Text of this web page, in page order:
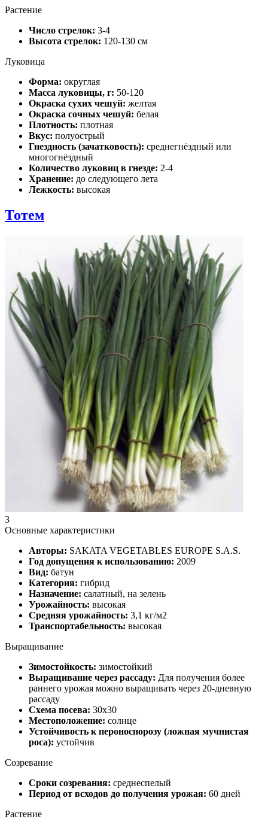
Растение
Число стрелок: 3-4
Высота стрелок: 120-130 см
Луковица
Форма: округлая
Масса луковицы, г: 50-120
Окраска сухих чешуй: желтая
Окраска сочных чешуй: белая
Плотность: плотная
Вкус: полуострый
Гнездность (зачатковость): среднегнёздный или
многогнёздный
Количество луковиц в гнезде: 2-4
Хранение: до следующего лета
Лежкость: высокая
Тотем
3
Основные характеристики
Авторы: SAKATA VEGETABLES EUROPE S.A.S.
Год допущения к использованию: 2009
Вид: батун
Категория: гибрид
Назначение: салатный, на зелень
Урожайность: высокая
Средняя урожайность: 3,1 кг/м2
Транспортабельность: высокая
Выращивание
Зимостойкость: зимостойкий
Выращивание через рассаду: Для получения более
раннего урожая можно выращивать через 20-дневную
рассаду
Схема посева: 30х30
Местоположение: солнце
Устойчивость к пероноспорозу (ложная мучнистая
роса): устойчив
Созревание
Сроки созревания: cреднеспелый
Период от всходов до получения урожая: 60 дней
Растение